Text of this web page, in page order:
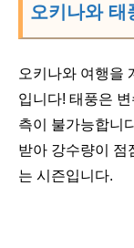
오키나와 태
오키나와 여행을
입니다! 태풍은
측이 불가능합니
받아 강수량이 점
는 시즌입니다.